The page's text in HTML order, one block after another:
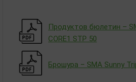
Продуктов бюлетин –
CORE1 STP 50
Брошура – SMA Sunny